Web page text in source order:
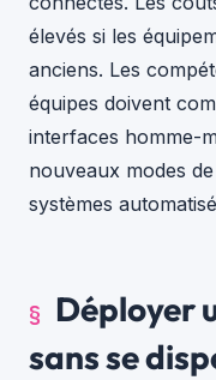
élevés si les
anciens. Les
équipes doivent
interfaces homme-
nouveaux modes
systèmes
Déployer
sans se